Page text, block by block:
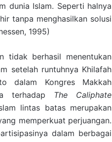
dunia Islam. Seperti halnya
tanpa menghasilkan solusi
1995)
tidak berhasil menentukan
setelah runtuhnya Khilafah
dalam Kongres Makkah
terhadap The Caliphate
lintas batas merupakan
memperkuat perjuangan.
dalam berbagai